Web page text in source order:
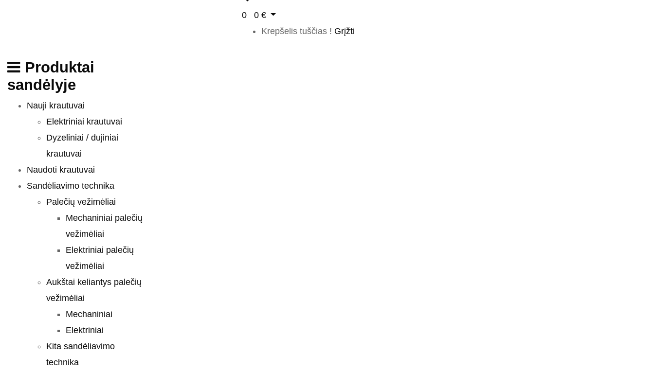
0 0 €
Krepšelis tuščias ! Grįžti
Produktai
sandėlyje
Nauji krautuvai
Elektriniai krautuvai
Dyzeliniai / dujiniai
krautuvai
Naudoti krautuvai
Sandėliavimo technika
Palečių vežimėliai
Mechaniniai palečių
vežimėliai
Elektriniai palečių
vežimėliai
Aukštai keliantys palečių
vežimėliai
Mechaniniai
Elektriniai
Kita sandėliavimo
technika